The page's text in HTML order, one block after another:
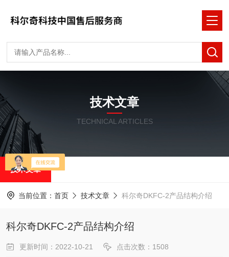
技术文章
TECHNICAL ARTICLES
技术文章
当前位置： 首页 技术文章 科尔奇DKFC-2产品结构介绍
科尔奇DKFC-2产品结构介绍
更新时间：2022-10-21 点击次数：1508